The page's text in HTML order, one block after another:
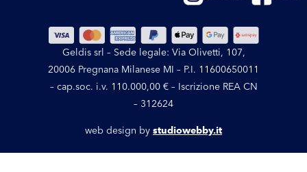
Geldis srl – Sede legale: Via Olivetti, 107,
20006 Pregnana Milanese MI – P.I. 11600650011
– cap.soc. i.v. 110.000,00 € – Iscrizione REA CN
– 312624
web design by studiowebby.it